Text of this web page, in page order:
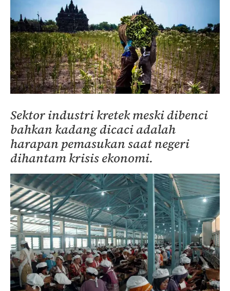
Sektor industri kretek meski dibenci
bahkan kadang dicaci adalah
harapan pemasukan saat negeri
dihantam krisis ekonomi.